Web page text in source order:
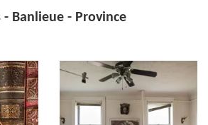
- Banlieue - Province